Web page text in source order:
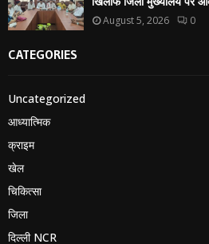
August 5, 2026 0
CATEGORIES
Uncategorized
आध्यात्मिक
क्राइम
खेल
चिकित्सा
जिला
दिल्ली NCR